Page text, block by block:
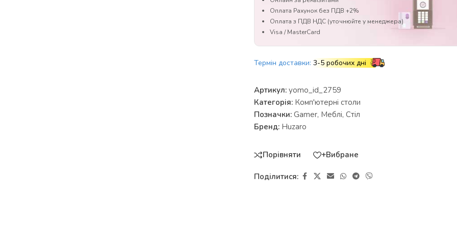
Оплата Рахунок без ПДВ +2%
Оплата з ПДВ НДС (уточнюйте у менеджера)
Visa / MasterCard
Термін доставки: 3-5 робочих дні
Артикул: yomo_id_2759
Категорія: Комп'ютерні столи
Позначки: Gamer, Меблі, Стіл
Бренд: Huzaro
Порівняти +Вибране
Поділитися: